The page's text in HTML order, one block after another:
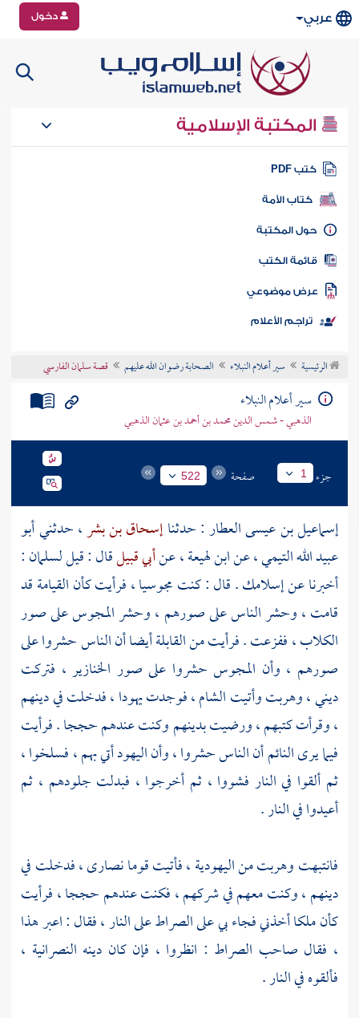
عربي دخول
المكتبة الإسلامية
كتب PDF
كتاب الأمة
المكتبة
الكتب
موضوعي
تراجم الأعلام
الرئيسية سير أعلام النبلاء الصحابة رضوان الله عليهم قصة سلمان الفارسي
سير أعلام النبلاء
الذهبي - شمس الدين محمد بن أحمد بن عثمان الذهبي
جزء 1 صفحة 522
إسماعيل بن عيسى العطار: حدثناإسحاق بن بشر، حدثنيأبو
عبيد الله التيمي، عنابن لهيعة، عنأبي قبيلقال : قيللسلمان:
أخبرنا عن إسلامك . قال : كنت مجوسيا ، فرأيت كأن القيامة قد
قامت ، وحشر الناس على صورهم ، وحشرالمجوسعلى صور
الكلاب ، ففزعت . فرأيت من القابلة أيضا أن الناس حشروا على
صورهم ، وأن المجوس حشروا على صور الخنازير ، فتركت
ديني ، وهربت وأتيتالشام، فوجدت يهودا ، فدخلت في دينهم
، وقرأت كتبهم ، ورضيت بدينهم وكنت عندهم حججا . فرأيت
فيما يرى النائم أن الناس حشروا ، وأناليهودأتي بهم ، فسلخوا ،
ثم ألقوا في النار فشووا ، ثم أخرجوا ، فبدلت جلودهم ، ثم
أعيدوا في النار .
فانتبهت وهربت من اليهودية ، فأتيت قوما نصارى ، فدخلت في
دينهم ، وكنت معهم في شركهم ، فكنت عندهم حججا ، فرأيت
كأن ملكا أخذني فجاء بي على الصراط على النار ، فقال : اعبر هذا
، فقال صاحب الصراط : انظروا ، فإن كان دينه النصرانية ،
فألقوه في النار .